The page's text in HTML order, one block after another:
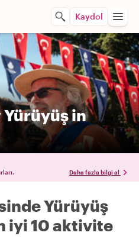
Kaydol
Yürüyüş in
Daha fazla bilgi al
Yürüyüş
iyi 10 aktivite